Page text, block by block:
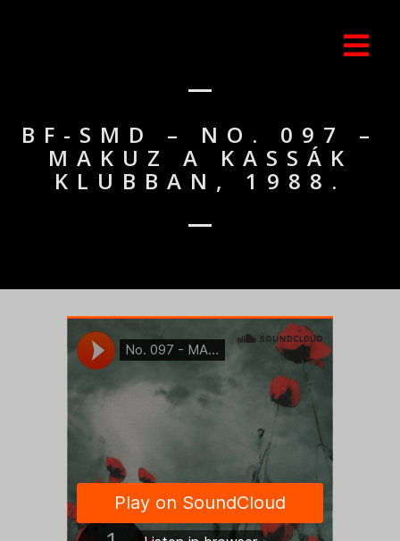
BF-SMD – NO. 097 –
MAKUZ A KASSÁK
KLUBBAN, 1988.